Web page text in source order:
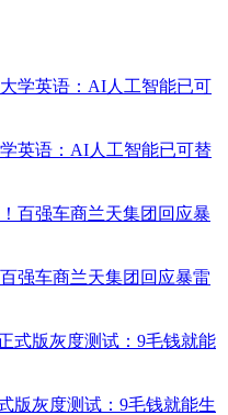
英语：AI人工智能已可替
强车商兰天集团回应暴雷
版灰度测试：9毛钱就能生